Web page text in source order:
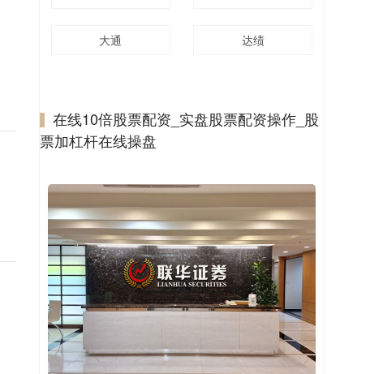
大通 达绩
在线10倍股票配资_实盘股票配资操作_股
票加杠杆在线操盘